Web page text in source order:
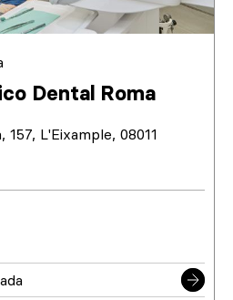
Dental Roma
157, L'Eixample, 08011